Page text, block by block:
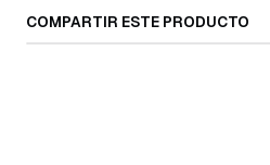
COMPARTIR ESTE PRODUCTO